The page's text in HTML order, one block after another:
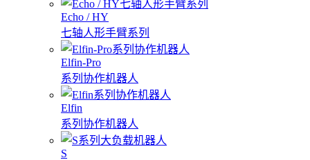
Echo / HY
七轴人形手臂系列
Elfin-Pro
系列协作机器人
Elfin
系列协作机器人
S